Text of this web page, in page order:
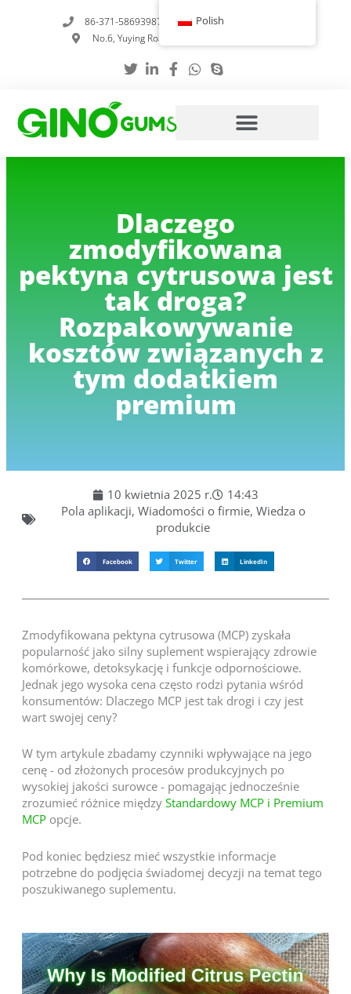
86-371-58693987
info@gumstabilizer.com
No.6, Yuying Road, Zhengzhou, Henan, Chiny
Dlaczego
zmodyfikowana
pektyna cytrusowa jest
tak droga?
Rozpakowywanie
kosztów związanych z
tym dodatkiem
premium
10 kwietnia 2025 r.
14:43
Pola aplikacji, Wiadomości o firmie, Wiedza o
produkcie
Facebook Twitter LinkedIn
Zmodyfikowana pektyna cytrusowa (MCP) zyskała
popularność jako silny suplement wspierający zdrowie
komórkowe, detoksykację i funkcje odpornościowe.
Jednak jego wysoka cena często rodzi pytania wśród
konsumentów: Dlaczego MCP jest tak drogi i czy jest
wart swojej ceny?
W tym artykule zbadamy czynniki wpływające na jego
cenę - od złożonych procesów produkcyjnych po
wysokiej jakości surowce - pomagając jednocześnie
zrozumieć różnice między Standardowy MCP i Premium
MCPopcje.
Pod koniec będziesz mieć wszystkie informacje
potrzebne do podjęcia świadomej decyzji na temat tego
poszukiwanego suplementu.
Polish